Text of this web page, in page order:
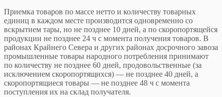
Приемка товаров по массе нетто и количеству товарных
единиц в каждом месте производится одновременно со
вскрытием тары, но не позднее 10 дней, а по скоропортящейся
продукции не позднее 24 ч с момента получения товаров. В
районах Крайнего Севера и других районах досрочного завоза
промышленные товары народного потребления принимают
по количеству не позднее 60 дней, продовольственные (за
исключением скоропортящихся) — не позднее 40 дней, а
скоропортящиеся товары — не позднее 48 ч с момента
поступления их на склад получателя.